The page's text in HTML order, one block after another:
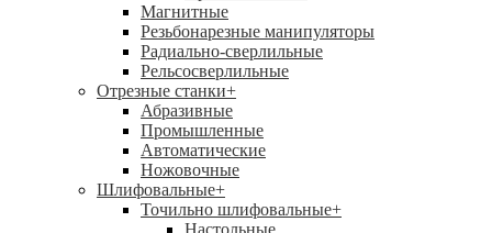
Магнитные
Резьбонарезные манипуляторы
Радиально-сверлильные
Рельсосверлильные
Отрезные станки+
Абразивные
Промышленные
Автоматические
Ножовочные
Шлифовальные+
Точильно шлифовальные+
Настольные